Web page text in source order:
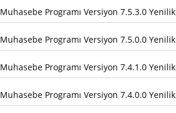
Muhasebe Programı Versiyon 7.5.3.0
Muhasebe Programı Versiyon 7.5.0.0
Muhasebe Programı Versiyon 7.4.1.0
Muhasebe Programı Versiyon 7.4.0.0